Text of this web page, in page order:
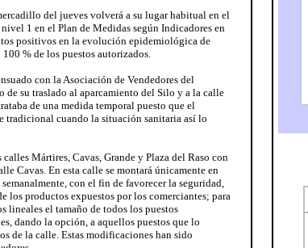
del jueves volverá a su lugar habitual en el
1 en el Plan de Medidas según Indicadores en
positivos en la evolución epidemiológica de
% de los puestos autorizados.
con la Asociación de Vendedores del
de su traslado al aparcamiento del Silo y a la calle
de una medida temporal puesto que el
cuando la situación sanitaria así lo
Mártires, Cavas, Grande y Plaza del Raso con
Cavas. En esta calle se montará únicamente en
con el fin de favorecer la seguridad,
productos expuestos por los comerciantes; para
lineales el tamaño de todos los puestos
dando la opción, a aquellos puestos que lo
de la calle. Estas modificaciones han sido